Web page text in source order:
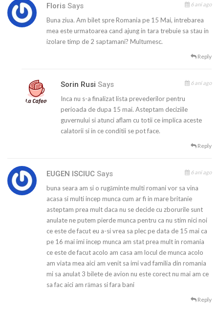
Floris Says 6 ani ago
Buna ziua. Am bilet spre Romania pe 15 Mai, intrebarea
mea este urmatoarea cand ajung in tara trebuie sa stau in
izolare timp de 2 saptamani? Multumesc.
Reply
Sorin Rusi Says 6 ani ago
Inca nu s-a finalizat lista prevederilor pentru
perioada de dupa 15 mai. Asteptam deciziile
guvernului si atunci aflam cu totii ce implica aceste
calatorii si in ce conditii se pot face.
Reply
EUGEN ISCIUC Says 6 ani ago
buna seara am si o rugăminte multi romani vor sa vina
acasa si multi incep munca cum ar fi in mare britanie
asteptam prea mult daca nu se decide cu zborurile sunt
anulate ne putem pierde munca pentru ca nu stim nici noi
ce este de facut eu a-si vrea sa plec pe data de 15 mai ca
pe 16 mai imi incep munca am stat prea mult in romania
ce este de facut acolo am casa am locul de munca acolo
am viata mea aici am venit sa imi vad familia din romania
mi sa anulat 3 bilete de avion nu este corect nu mai am ce
sa fac aici am rămas si fara bani
Reply